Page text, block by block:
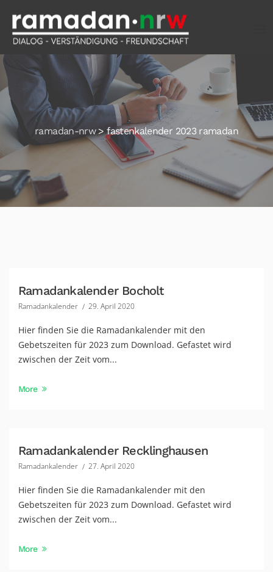
ramadan-nrw>fastenkalender 2023 ramadan
Ramadankalender Bocholt
Ramadankalender 29. April 2020
Hier finden Sie die Ramadankalender mit den
Gebetszeiten für 2023 zum Download. Gefastet wird
zwischen der Zeit vom...
More
Ramadankalender Recklinghausen
Ramadankalender 27. April 2020
Hier finden Sie die Ramadankalender mit den
Gebetszeiten für 2023 zum Download. Gefastet wird
zwischen der Zeit vom...
More